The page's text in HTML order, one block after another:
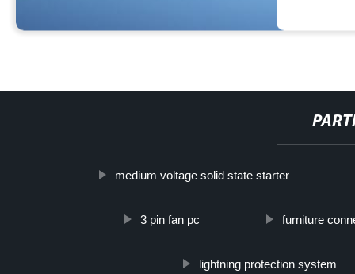
medium voltage solid state starter
3 pin fan pc furniture
lightning protection system